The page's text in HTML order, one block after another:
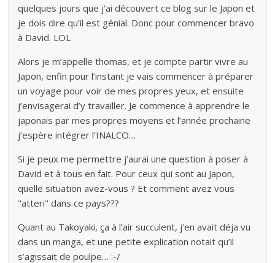
quelques jours que j’ai découvert ce blog sur le Japon et
je dois dire qu’il est génial. Donc pour commencer bravo
à David. LOL
Alors je m’appelle thomas, et je compte partir vivre au
Japon, enfin pour l’instant je vais commencer à préparer
un voyage pour voir de mes propres yeux, et ensuite
j’envisagerai d’y travailler. Je commence à apprendre le
japonais par mes propres moyens et l’année prochaine
j’espère intégrer l’INALCO…
Si je peux me permettre j’aurai une question à poser à
David et à tous en fait. Pour ceux qui sont au Japon,
quelle situation avez-vous ? Et comment avez vous
"atteri" dans ce pays???
Quant au Takoyaki, ça à l’air succulent, j’en avait déja vu
dans un manga, et une petite explication notait qu’il
s’agissait de poulpe… :-/